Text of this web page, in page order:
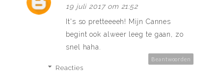
19 juli 2017 om 21:52
It's so pretteeeeh! Mijn Cannes
begint ook alweer leeg te gaan, zo
snel haha.
Beantwoorden
Reacties